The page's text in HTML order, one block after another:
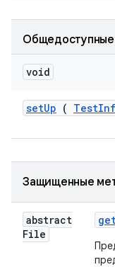
void
setUp ( Test
Защищенные
abstract
File